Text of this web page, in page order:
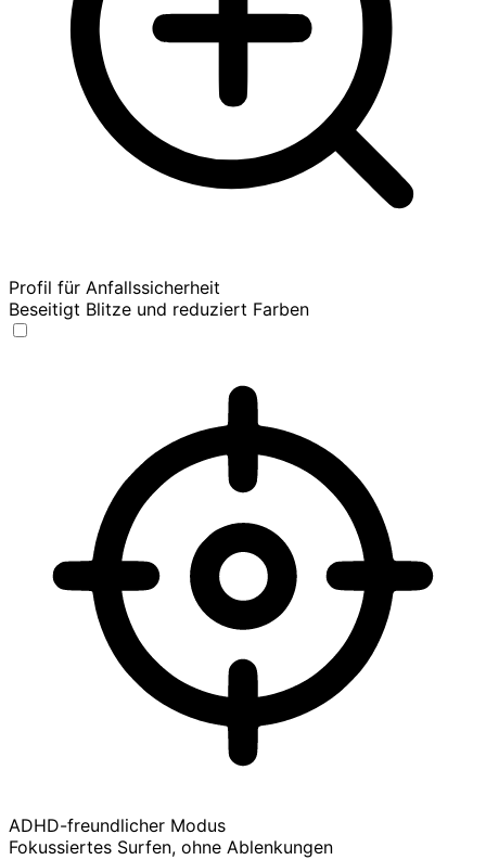
Profil für Anfallssicherheit
Beseitigt Blitze und reduziert Farben
ADHD-freundlicher Modus
Fokussiertes Surfen, ohne Ablenkungen